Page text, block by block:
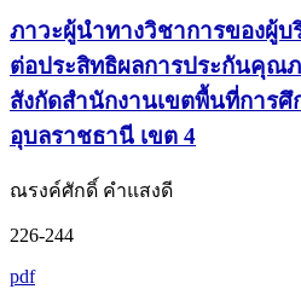
ภาวะผู้นำทางวิชาการของผู้
ต่อประสิทธิผลการประกันคุณ
สังกัดสำนักงานเขตพื้นที่การ
อุบลราชธานี เขต 4
ณรงค์ศักดิ์ คำแสงดี
226-244
pdf